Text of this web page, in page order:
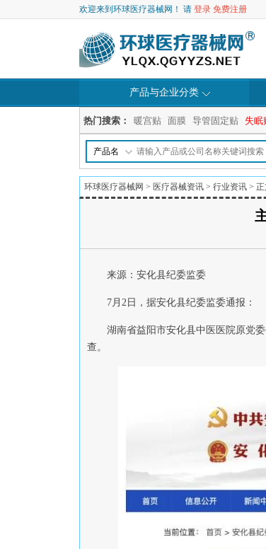
欢迎来到环球医疗器械网！ 请 登录 免费注册
产品与企业分类
热门搜索： 暖宫贴 面膜 导管固定贴 失眠
产品名
环球医疗器械网 > 医疗器械资讯 > 行业资讯 > 正
来源：安化县纪委监委
7月2日，据安化县纪委监委通报：
湖南省益阳市安化县中医医院原党
查。